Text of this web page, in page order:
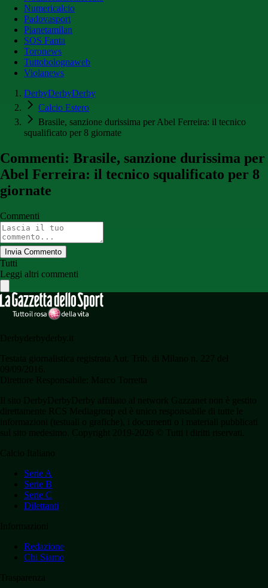
Numericalcio
Padovasport
Pianetamilan
SOS Fanta
Toronews
Tuttobolognaweb
Violanews
DerbyDerbyDerby
Calcio Estero
Brasile, sanzione durissima per Abel Ferreira: il tecnico
squalificato per 8 giornate
Commenti: Brasile, sanzione durissima per
Abel Ferreira: il tecnico squalificato per 8
giornate
Commenti
Invia Commento
Tutti
Leggi altri commenti
Serie A
Serie B
Serie C
Dilettanti
Redazione
Chi Siamo